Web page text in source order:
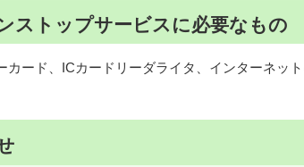
ストップサービスに必要なもの
カード、ICカードリーダライタ、インターネッ